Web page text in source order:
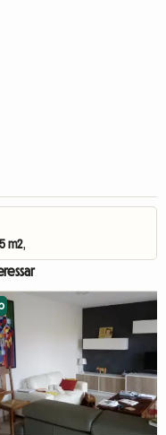
m2, disponível a partir de